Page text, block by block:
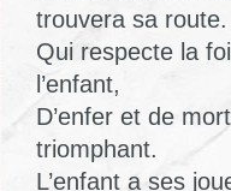
trouvera sa route.
Qui respecte la
l’enfant,
D’enfer et de
triomphant.
L’enfant a ses